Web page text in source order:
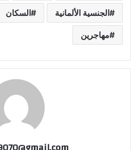
الجنسية الألمانية السكان
مهاجرين